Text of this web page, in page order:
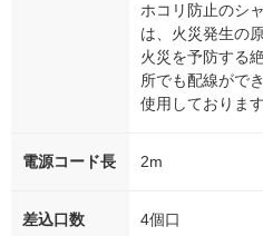
ホコリ防止のシ
は、火災発生の
火災を予防する
所でも配線がで
使用しております
電源コード長 2m
差込口数 4個口